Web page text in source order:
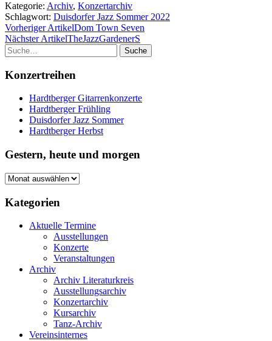
Kategorie: Archiv, Konzertarchiv
Schlagwort: Duisdorfer Jazz Sommer 2022
Vorheriger ArtikelDom Town Seven
Nächster ArtikelTheJazzGardenerS
Suche
Konzertreihen
Hardtberger Gitarrenkonzerte
Hardtberger Frühling
Duisdorfer Jazz Sommer
Hardtberger Herbst
Gestern, heute und morgen
Gestern,
und
morgen
Kategorien
Aktuelle Termine
Ausstellungen
Konzerte
Veranstaltungen
Archiv
Archiv Literaturkreis
Ausstellungsarchiv
Konzertarchiv
Kursarchiv
Tanz-Archiv
Vereinsinternes